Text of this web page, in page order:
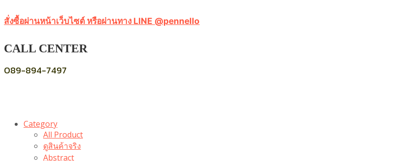
สั่งซื้อผ่านหน้าเว็บไซต์ หรือผ่านทาง LINE @pennello
CALL CENTER
089-894-7497
Category
All Product
ดูสินค้าจริง
Abstract